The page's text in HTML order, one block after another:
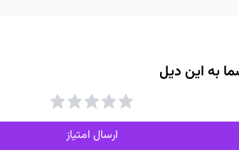
به این دیل
ارسال امتیاز